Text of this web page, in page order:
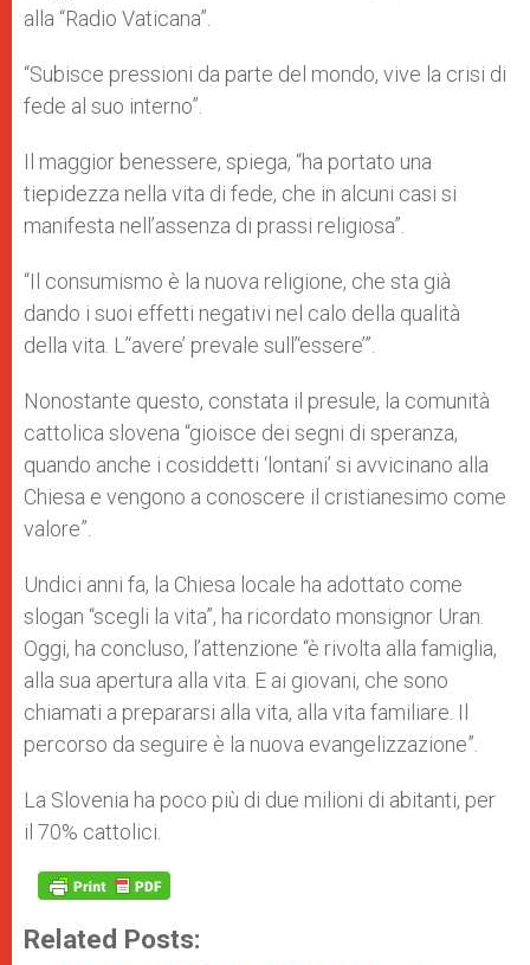
alla “Radio Vaticana”.
“Subisce pressioni da parte del mondo, vive la crisi di
fede al suo interno”.
Il maggior benessere, spiega, “ha portato una
tiepidezza nella vita di fede, che in alcuni casi si
manifesta nell’assenza di prassi religiosa”.
“Il consumismo è la nuova religione, che sta già
dando i suoi effetti negativi nel calo della qualità
della vita. L’‘avere’ prevale sull’‘essere’”.
Nonostante questo, constata il presule, la comunità
cattolica slovena “gioisce dei segni di speranza,
quando anche i cosiddetti ‘lontani’ si avvicinano alla
Chiesa e vengono a conoscere il cristianesimo come
valore”.
Undici anni fa, la Chiesa locale ha adottato come
slogan “scegli la vita”, ha ricordato monsignor Uran.
Oggi, ha concluso, l’attenzione “è rivolta alla famiglia,
alla sua apertura alla vita. E ai giovani, che sono
chiamati a prepararsi alla vita, alla vita familiare. Il
percorso da seguire è la nuova evangelizzazione”.
La Slovenia ha poco più di due milioni di abitanti, per
il 70% cattolici.
Related Posts: